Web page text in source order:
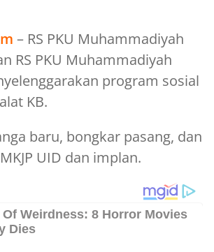
– RS PKU Muhammadiyah
RS PKU Muhammadiyah
program sosial
KB.
baru, bongkar pasang, dan
UID dan implan.